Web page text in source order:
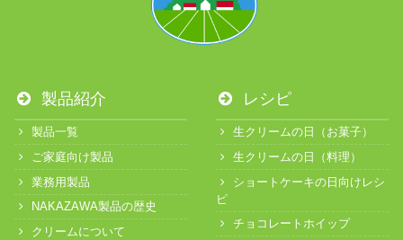
製品紹介
製品一覧
ご家庭向け製品
業務用製品
NAKAZAWA製品の歴史
クリームについて
レシピ
生クリームの日（お菓子）
生クリームの日（料理）
ショートケーキの日向けレシ
ピ
チョコレートホイップ